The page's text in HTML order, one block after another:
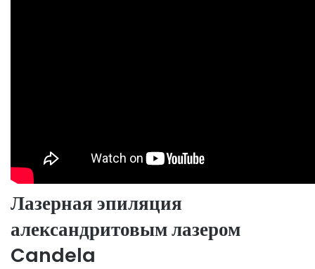
Лазерная эпиляция
александритовым лазером
Candela